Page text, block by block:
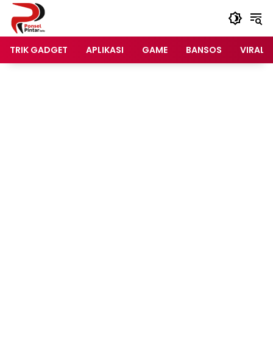
Langsung
konten
TRIK GADGET
APLIKASI GAME BANSOS VIRAL